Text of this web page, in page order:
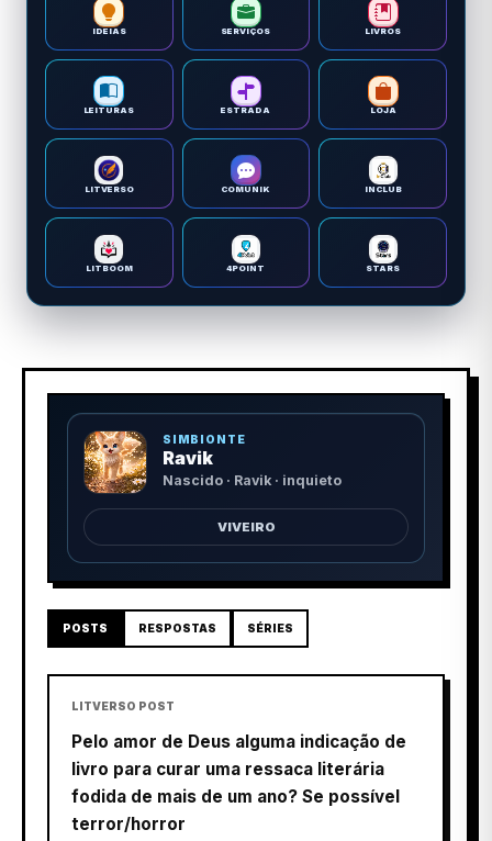
IDEIAS SERVIÇOS LIVROS
LEITURAS ESTRADA LOJA
LITVERSO COMUNIK INCLUB
LITBOOM 4POINT STARS
SIMBIONTE
Ravik
Nascido · Ravik · inquieto
VIVEIRO
POSTS RESPOSTAS SÉRIES
LITVERSO POST
Pelo amor de Deus alguma indicação de
livro para curar uma ressaca literária
fodida de mais de um ano? Se possível
terror/horror